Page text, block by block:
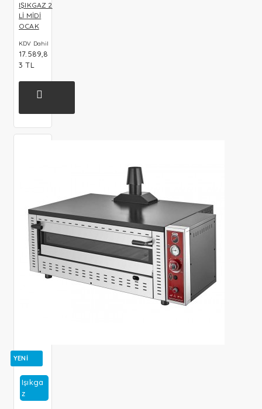
IŞIKGAZ 2
Lİ MİDİ
OCAK
KDV Dahil
17.589,8
3 TL
YENI
Işıkga
Z